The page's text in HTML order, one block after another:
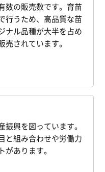
数の販売数です。育苗
行うため、高品質な苗
ナル品種が大半を占め
されています。
興を図っています。
と組み合わせや労働力
あります。